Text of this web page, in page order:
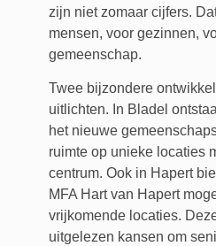
zijn niet zomaar cijfers.
mensen, voor gezinnen,
gemeenschap.
Twee bijzondere
uitlichten. In Bladel
het nieuwe
ruimte op unieke locaties
centrum. Ook in Hapert
MFA Hart van Hapert
vrijkomende locaties.
uitgelezen kansen om